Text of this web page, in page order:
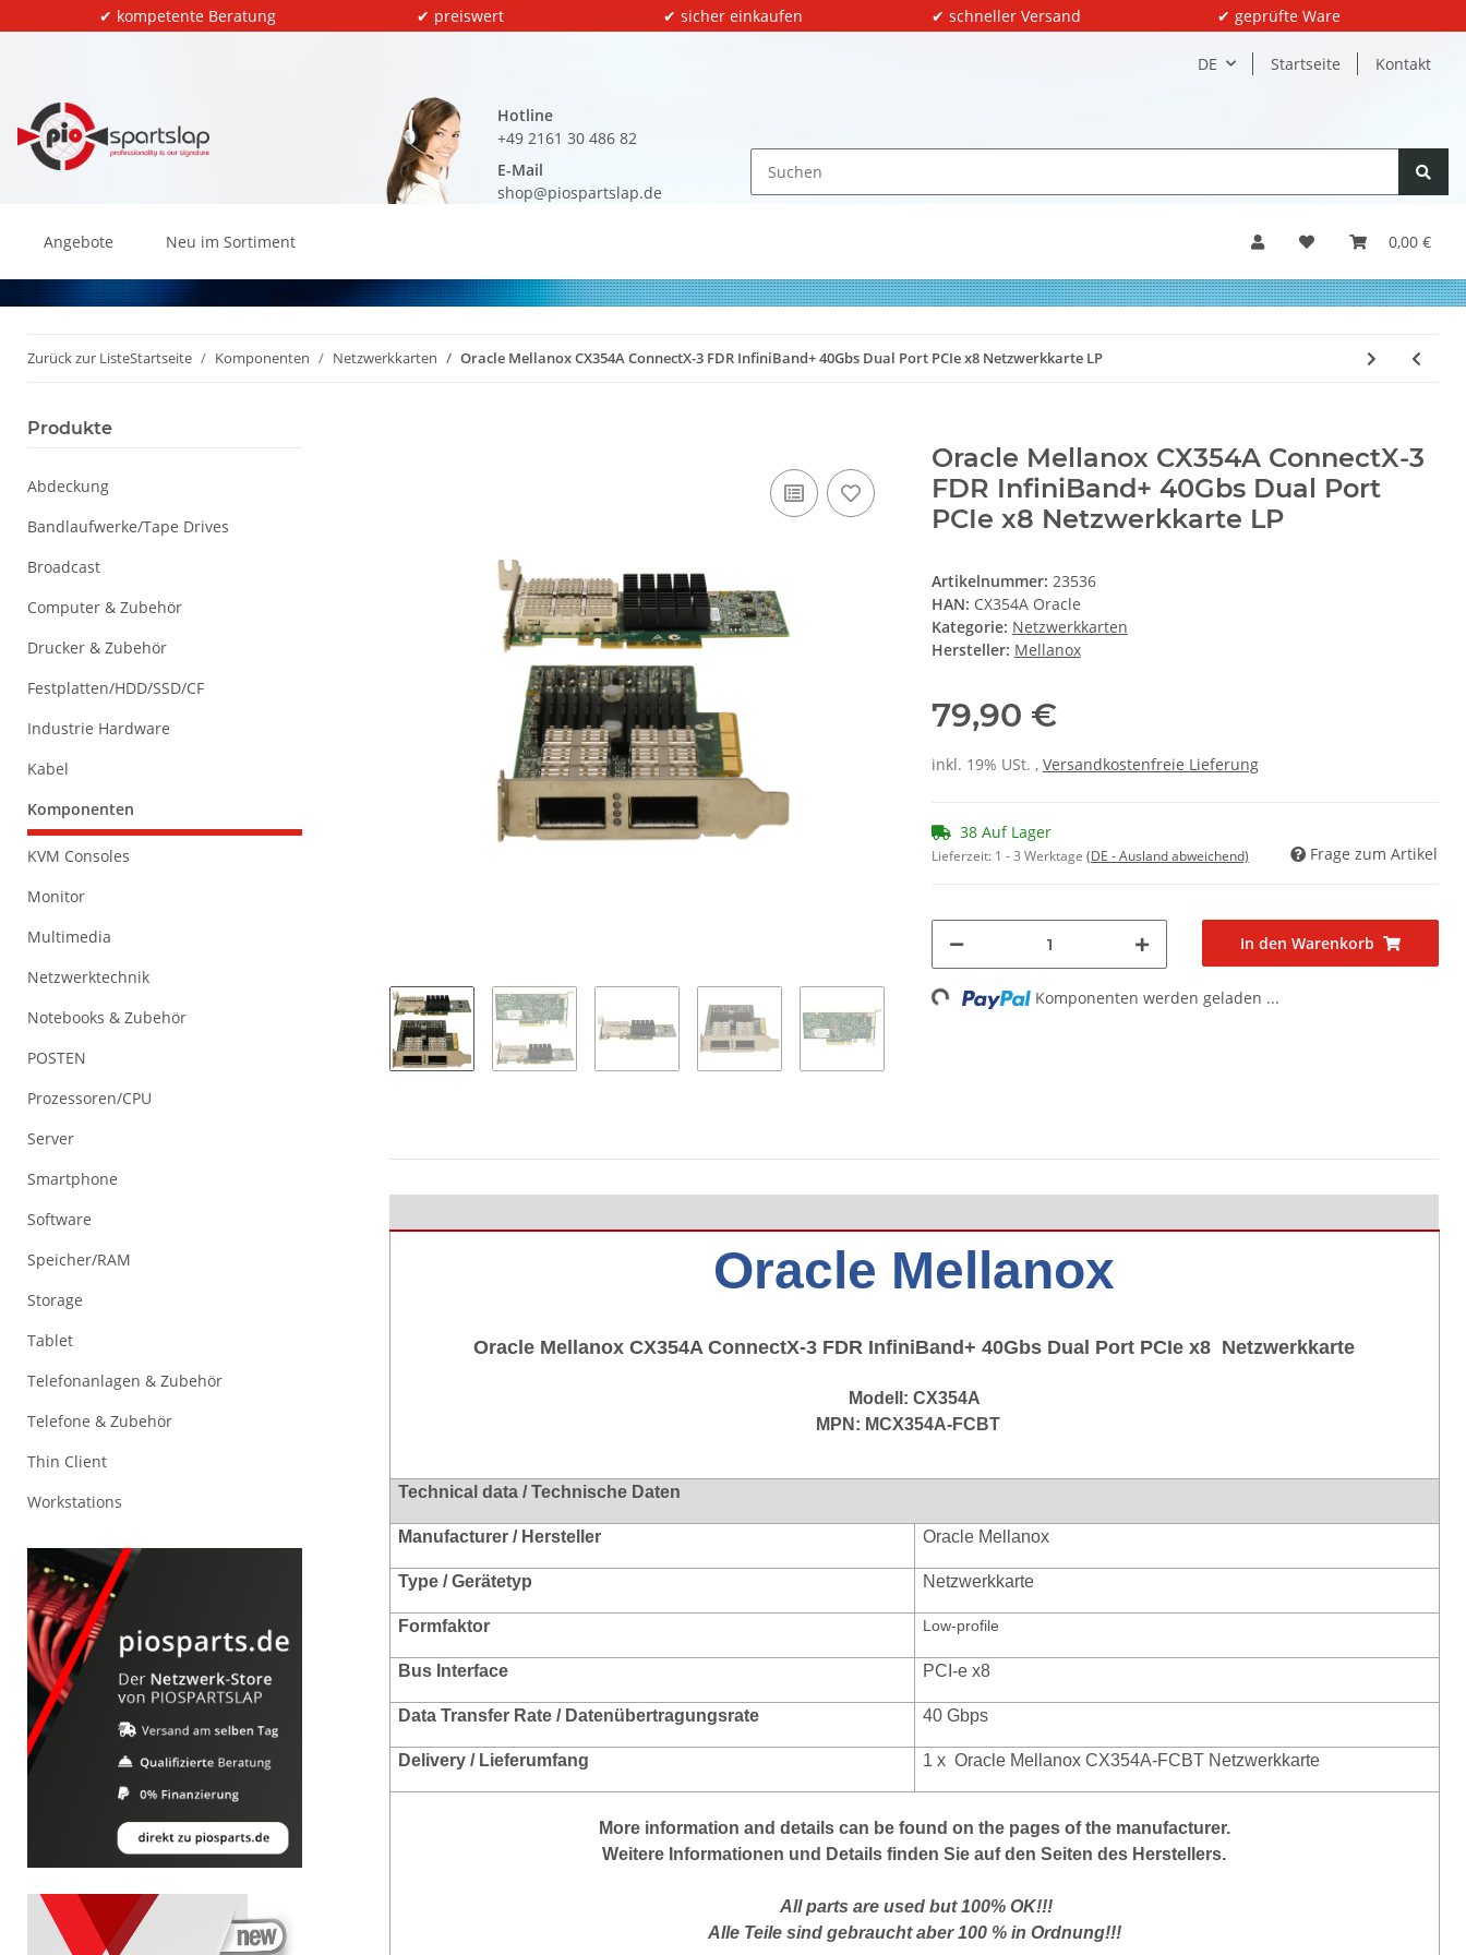
✔ kompetente Beratung ✔ preiswert ✔ sicher einkaufen ✔ schneller Versand ✔ geprüfte Ware
DE Startseite Kontakt
Hotline
+49 2161 30 486 82
E-Mail
shop@piospartslap.de
0,00 €
Angebote Neu im Sortiment
Zurück zur ListeStartseite Komponenten Netzwerkkarten Oracle Mellanox CX354A ConnectX-3 FDR InfiniBand+ 40Gbs Dual Port PCIe x8 Netzwerkkarte LP
Oracle Mellanox CX354A ConnectX-3
FDR InfiniBand+ 40Gbs Dual Port
PCIe x8 Netzwerkkarte LP
Artikelnummer: 23536
HAN: CX354A Oracle
Kategorie: Netzwerkkarten
Hersteller: Mellanox
79,90 €
inkl. 19% USt. , Versandkostenfreie Lieferung
38 Auf Lager
Lieferzeit: 1 - 3 Werktage (DE - Ausland abweichend) Frage zum Artikel
In den Warenkorb
Loading... Komponenten werden geladen ...
Oracle Mellanox
Oracle Mellanox CX354A ConnectX-3 FDR InfiniBand+ 40Gbs Dual Port PCIe x8 Netzwerkkarte
Modell: CX354A
MPN: MCX354A-FCBT
Technical data / Technische Daten
Manufacturer / Hersteller Oracle Mellanox
Type / Gerätetyp Netzwerkkarte
Formfaktor Low-profile
Bus Interface PCI-e x8
Data Transfer Rate / Datenübertragungsrate 40 Gbps
Delivery / Lieferumfang 1 x Oracle Mellanox CX354A-FCBTNetzwerkkarte
More information and details can be found on the pages of the manufacturer.
Weitere Informationen und Details finden Sie auf den Seiten des Herstellers.
All parts are used but 100% OK!!!
Alle Teile sind gebraucht aber 100 % in Ordnung!!!
Produkte
Abdeckung
Bandlaufwerke/Tape Drives
Broadcast
Computer & Zubehör
Drucker & Zubehör
Festplatten/HDD/SSD/CF
Industrie Hardware
Kabel
Komponenten
KVM Consoles
Monitor
Multimedia
Netzwerktechnik
Notebooks & Zubehör
POSTEN
Prozessoren/CPU
Server
Smartphone
Software
Speicher/RAM
Storage
Tablet
Telefonanlagen & Zubehör
Telefone & Zubehör
Thin Client
Workstations